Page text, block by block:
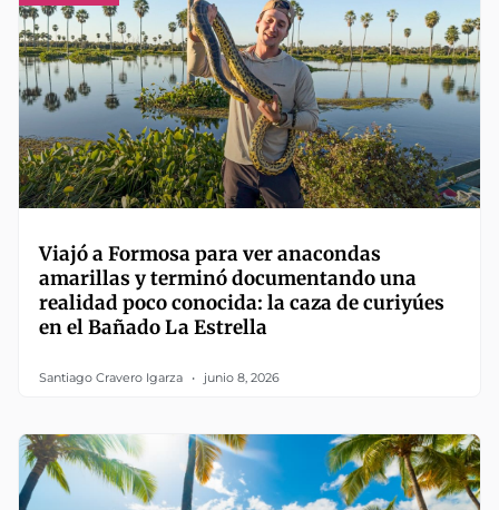
Viajó a Formosa para ver anacondas
amarillas y terminó documentando una
realidad poco conocida: la caza de curiyúes
en el Bañado La Estrella
Santiago Cravero Igarza junio 8, 2026